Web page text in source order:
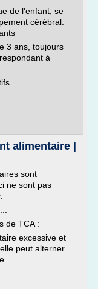
de l'enfant, se
cérébral.
3 ans, toujours
à
alimentaire |
sont
ne sont pas
de TCA :
excessive et
peut alterner